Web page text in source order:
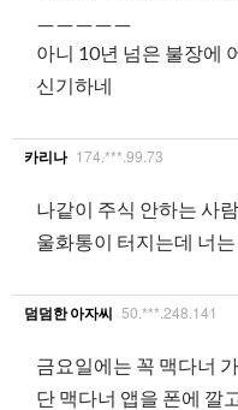
ㅡㅡㅡㅡㅡ
아니 10년 넘은 불장에
신기하네
카리나 174.***.99.73
나같이 주식 안하는 사
울화통이 터지는데 너는
덤덤한 아자씨 50.***.248.141
금요일에는 꼭 맥다너
단 맥다너 앱을 폰에 깔